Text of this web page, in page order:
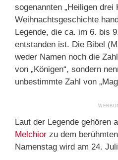
sogenannten „Heiligen drei
Weihnachtsgeschichte
Legende, die ca. im 6. bis
entstanden ist. Die Bibel
weder Namen noch die
von „Königen“, sondern
unbestimmte Zahl von
Laut der Legende gehören
Melchior zu dem
Namenstag wird am 24.